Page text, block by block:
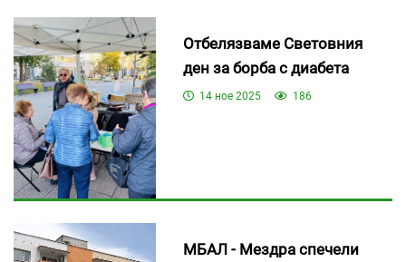
Отбелязваме Световния
ден за борба с диабета
14 ное 2025 186
МБАЛ - Мездра спечели